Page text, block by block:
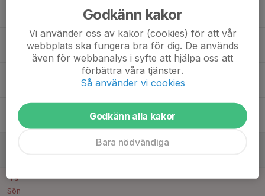
17
Fre
19
Sön
Godkänn kakor
Vi använder oss av kakor (cookies) för att vår
webbplats ska fungera bra för dig. De används
även för webbanalys i syfte att hjälpa oss att
förbättra våra tjänster.
Så använder vi cookies
Godkänn alla kakor
Bara nödvändiga